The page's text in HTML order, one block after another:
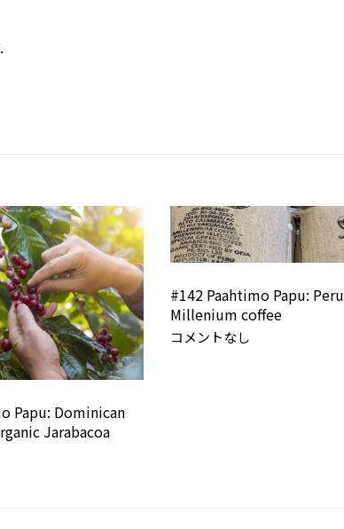
Papu: Dominican
Jarabacoa
#142 Paahtimo Papu: Peru
Millenium coffee
コメントなし